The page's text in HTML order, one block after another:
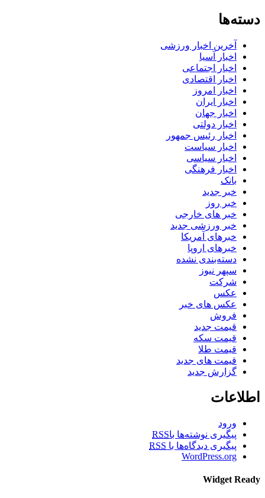
دسته‌ها
آخرین اخبار ورزشی
اخبار آسیا
اخبار اجتماعی
اخبار اقتصادی
اخبار امروز
اخبار ایران
اخبار جهان
اخبار دولتی
اخبار رئیس جمهور
اخبار سیاست
اخبار سیاسی
اخبار فرهنگی
بانک
خبر جدید
خبر روز
خبر های خارجی
خبر ورزشی جدید
خبرهای آمریکا
خبرهای اروپا
دسته‌بندی نشده
سپهر نیوز
شرکت
عکس
عکس های خبر
فروش
قیمت جدید
قیمت سکه
قیمت طلا
قیمت های جدید
گزارش جدید
اطلاعات
ورود
پیگیری نوشته‌ها باRSS
پیگیری دیدگاه‌ها با RSS
WordPress.org
Widget Ready